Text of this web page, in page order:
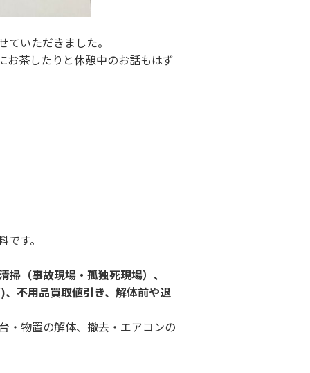
いただきました。
お茶したりと休憩中のお話もはず
す。
（事故現場・孤独死現場）、
不用品買取値引き、解体前や退
・物置の解体、撤去・エアコンの